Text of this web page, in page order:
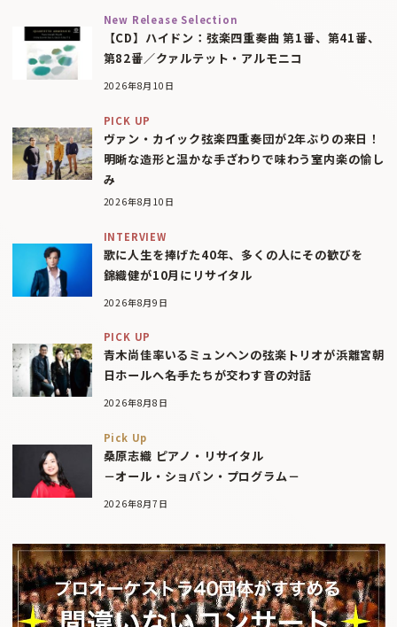
New Release Selection
【CD】ハイドン：弦楽四重奏曲 第1番、第41番、
第82番／クァルテット・アルモニコ
2026年8月10日
PICK UP
ヴァン・カイック弦楽四重奏団が2年ぶりの来日！
明晰な造形と温かな手ざわりで味わう室内楽の愉し
み
2026年8月10日
INTERVIEW
歌に人生を捧げた40年、多くの人にその歓びを
錦織健が10月にリサイタル
2026年8月9日
PICK UP
青木尚佳率いるミュンヘンの弦楽トリオが浜離宮朝
日ホールへ――名手たちが交わす音の対話
2026年8月8日
Pick Up
桑原志織 ピアノ・リサイタル
－オール・ショパン・プログラム－
2026年8月7日